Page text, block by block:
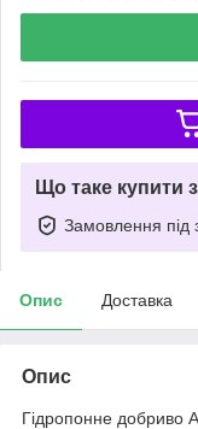
Що таке купити
Замовлення під
Опис Доставка
Опис
Гідропонне добриво A